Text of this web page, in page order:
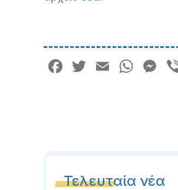
Facebook
Twitter
Email
Τελευταία νέα